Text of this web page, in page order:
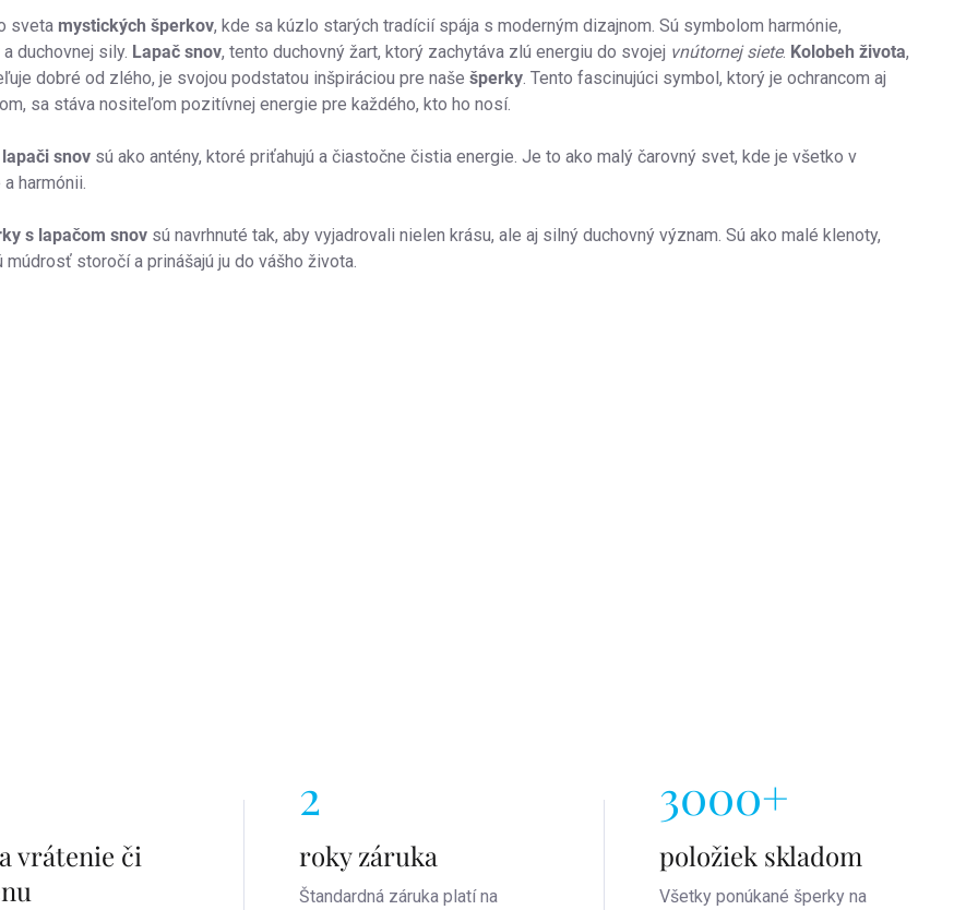
sveta mystických šperkov, kde sa kúzlo starých tradícií spája s moderným dizajnom. Sú symbolom harmónie,
duchovnej sily. Lapač snov, tento duchovný žart, ktorý zachytáva zlú energiu do svojej vnútornej siete. Kolobeh života,
dobré od zlého, je svojou podstatou inšpiráciou pre naše šperky . Tento fascinujúci symbol, ktorý je ochrancom aj
sa stáva nositeľom pozitívnej energie pre každého, kto ho nosí.
snov sú ako antény, ktoré priťahujú a čiastočne čistia energie. Je to ako malý čarovný svet, kde je všetko v
harmónii.
s lapačom snov sú navrhnuté tak, aby vyjadrovali nielen krásu, ale aj silný duchovný význam. Sú ako malé klenoty,
múdrosť storočí a prinášajú ju do vášho života.
vrátenie či
2
roky záruka
Štandardná záruka platí na
3000+
položiek skladom
Všetky ponúkané šperky na